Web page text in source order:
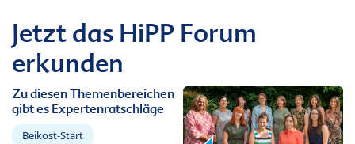
Jetzt das HiPP Forum
erkunden
Zu diesen Themenbereichen
gibt es Expertenratschläge
Beikost-Start